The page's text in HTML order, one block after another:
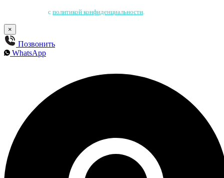
с политикой конфиденциальности
×
Позвонить
WhatsApp